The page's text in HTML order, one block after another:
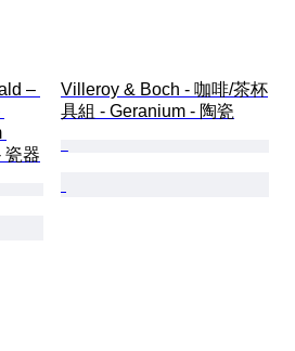
–
瓷器
Villeroy & Boch - 咖啡/茶杯
具組 - Geranium - 陶瓷